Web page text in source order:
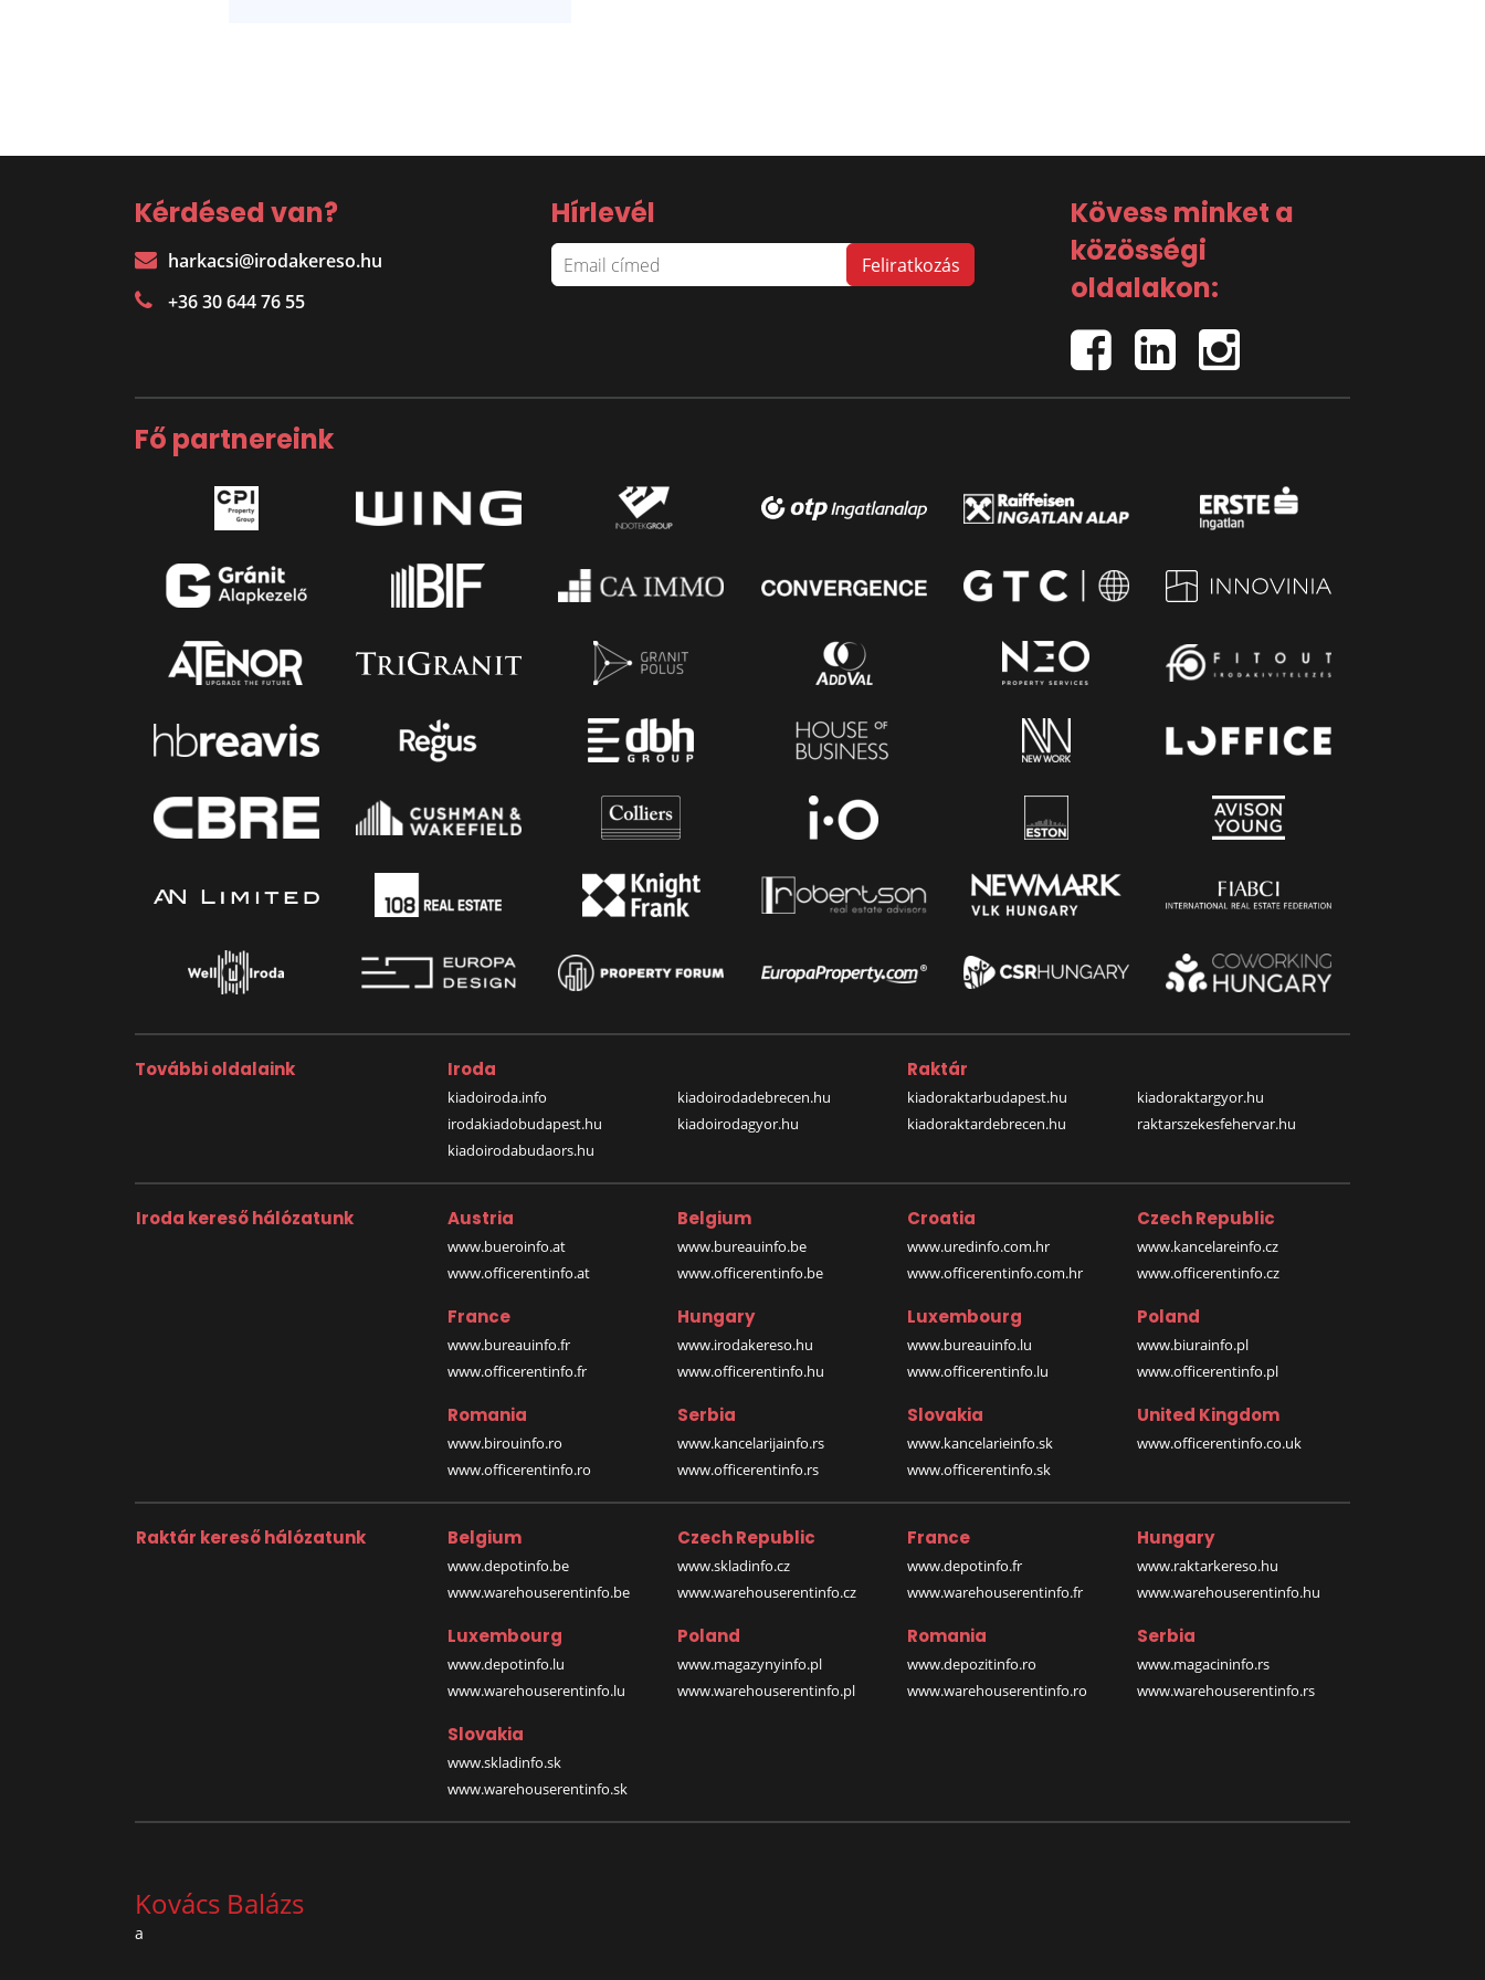
Kérdésed van?
harkacsi@irodakereso.hu
+36 30 644 76 55
Hírlevél
Kövess minket a
közösségi
oldalakon:
Fő partnereink
További oldalaink Iroda
kiadoiroda.info
irodakiadobudapest.hu
kiadoirodabudaors.hu
kiadoirodadebrecen.hu
kiadoirodagyor.hu
Raktár
kiadoraktarbudapest.hu
kiadoraktardebrecen.hu
kiadoraktargyor.hu
raktarszekesfehervar.hu
Iroda kereső hálózatunk Austria
www.bueroinfo.at
www.officerentinfo.at
Belgium
www.bureauinfo.be
www.officerentinfo.be
Croatia
www.uredinfo.com.hr
www.officerentinfo.com.hr
Czech Republic
www.kancelareinfo.cz
www.officerentinfo.cz
France
www.bureauinfo.fr
www.officerentinfo.fr
Hungary
www.irodakereso.hu
www.officerentinfo.hu
Luxembourg
www.bureauinfo.lu
www.officerentinfo.lu
Poland
www.biurainfo.pl
www.officerentinfo.pl
Romania
www.birouinfo.ro
www.officerentinfo.ro
Serbia
www.kancelarijainfo.rs
www.officerentinfo.rs
Slovakia
www.kancelarieinfo.sk
www.officerentinfo.sk
United Kingdom
www.officerentinfo.co.uk
Raktár kereső hálózatunk Belgium
www.depotinfo.be
www.warehouserentinfo.be
Czech Republic
www.skladinfo.cz
www.warehouserentinfo.cz
France
www.depotinfo.fr
www.warehouserentinfo.fr
Hungary
www.raktarkereso.hu
www.warehouserentinfo.hu
Luxembourg
www.depotinfo.lu
www.warehouserentinfo.lu
Poland
www.magazynyinfo.pl
www.warehouserentinfo.pl
Romania
www.depozitinfo.ro
www.warehouserentinfo.ro
Serbia
www.magacininfo.rs
www.warehouserentinfo.rs
Slovakia
www.skladinfo.sk
www.warehouserentinfo.sk
Kovács Balázs
a